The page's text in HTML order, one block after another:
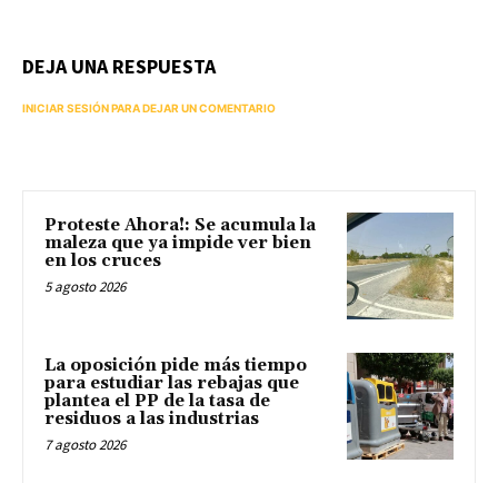
DEJA UNA RESPUESTA
INICIAR SESIÓN PARA DEJAR UN COMENTARIO
Proteste Ahora!: Se acumula la
maleza que ya impide ver bien
en los cruces
5 agosto 2026
La oposición pide más tiempo
para estudiar las rebajas que
plantea el PP de la tasa de
residuos a las industrias
7 agosto 2026